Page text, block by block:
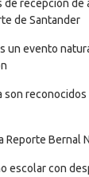
de recepción de
de Santander
un evento
son
Reporte Bernal
escolar con